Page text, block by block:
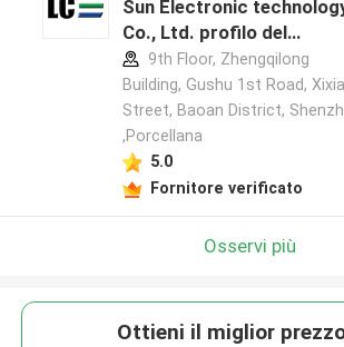
Sun Electronic
Co., Ltd. profilo del
produttore
9th Floor, Zhengqilong
Building, Gushu 1st Road,
Street, Baoan District,
,Porcellana
5.0
Fornitore verificato
Osservi più
Ottieni il miglior